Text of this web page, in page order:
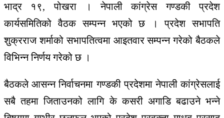
भाद्र १९, पोखरा । नेपाली कांग्रेस गण्डकी प्रदेश
कार्यसमितिको वैठक सम्पन्न भएको छ । प्रदेश सभापति
शुक्रराज शर्माको सभापतित्वमा आइतवार सम्पन्न गरेको बैठकले
विभिन्न निर्णय गरेको छ ।
बैठकले आसन्न निर्वाचनमा गण्डकी प्रदेशमा नेपाली कांग्रेसलाई
सबै तहमा जिताउनको लागि के कसरी अगाडि बढाउने भन्ने